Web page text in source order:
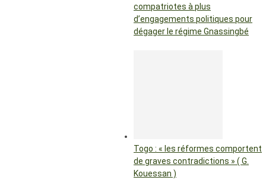
compatriotes à plus
d’engagements politiques pour
dégager le régime Gnassingbé
Togo : « les réformes comportent
de graves contradictions » ( G.
Kouessan )